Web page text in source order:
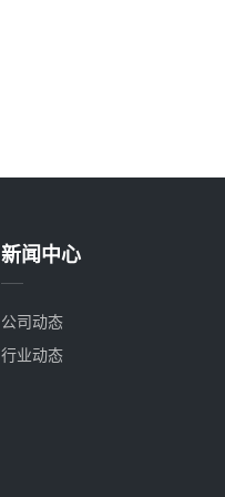
新闻中心
公司动态
行业动态